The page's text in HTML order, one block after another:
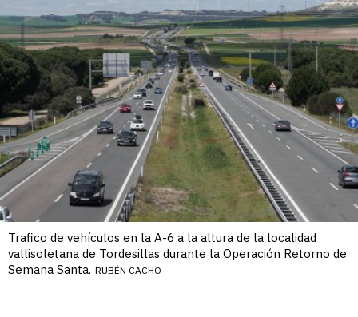
Trafico de vehículos en la A-6 a la altura de la localidad
vallisoletana de Tordesillas durante la Operación Retorno de
Semana Santa. RUBÉN CACHO